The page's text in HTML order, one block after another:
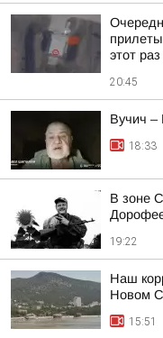
этот
20:45
Вучич
18:33
В зоне
19:22
Наш
Новом
15:51